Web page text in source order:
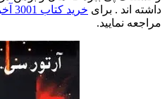
داشته اند . برای خرید کتاب 3001 آخرین اودیسه
مراجعه نمایید.